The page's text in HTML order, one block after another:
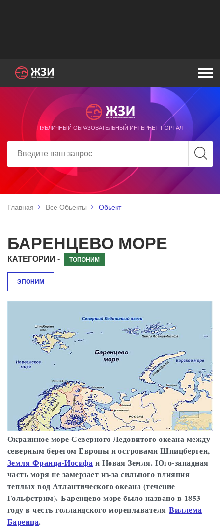
ПУБЛИЧНЫЙ ОБРАЗОВАТЕЛЬНЫЙ ИНТЕРНЕТ-ПОРТАЛ
Главная Все Обьекты Обьект
БАРЕНЦЕВО МОРЕ
КАТЕГОРИИ - ТОПОНИМ
ЭПОНИМ
Окраинное море Северного Ледовитого океана между
северным берегом Европы и островами Шпицберген,
Земля Франца-Иосифа и Новая Земля. Юго-западная
часть моря не замерзает из-за сильного влияния
теплых вод Атлантического океана (течение
Гольфстрим). Баренцево море было названо в 1853
году в честь голландского мореплавателяВиллема
Баренца.